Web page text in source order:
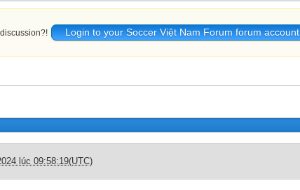
Login to your Soccer Việt Nam Forum forum account
lúc 09:58:19(UTC)